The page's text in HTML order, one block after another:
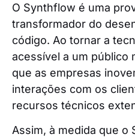
O Synthflow é uma
transformador do
código. Ao tornar a
acessível a um público
que as empresas
interações com os
recursos técnicos
Assim, à medida que o